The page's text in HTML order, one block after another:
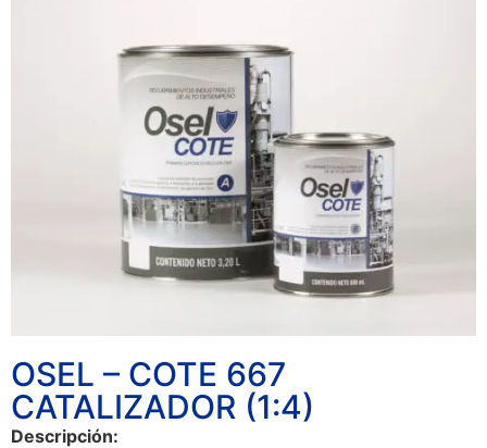
OSEL – COTE 667
CATALIZADOR (1:4)
Descripción: